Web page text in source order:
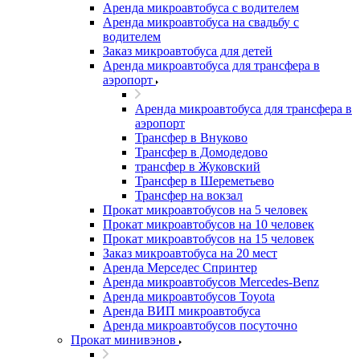
Аренда микроавтобуса с водителем
Аренда микроавтобуса на свадьбу с
водителем
Заказ микроавтобуса для детей
Аренда микроавтобуса для трансфера в
аэропорт
Аренда микроавтобуса для трансфера в
аэропорт
Трансфер в Внуково
Трансфер в Домодедово
трансфер в Жуковский
Трансфер в Шереметьево
Трансфер на вокзал
Прокат микроавтобусов на 5 человек
Прокат микроавтобусов на 10 человек
Прокат микроавтобусов на 15 человек
Заказ микроавтобуса на 20 мест
Аренда Мерседес Спринтер
Аренда микроавтобусов Mercedes-Benz
Аренда микроавтобусов Toyota
Аренда ВИП микроавтобуса
Аренда микроавтобусов посуточно
Прокат минивэнов